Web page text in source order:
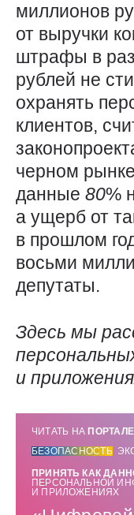
миллионов
от выручки
штрафы в
рублей не
охранять
клиентов,
черном
данные 80%
а ущерб от
в прошлом
восьми
депутаты.
Здесь мы
и
ЧИТАТЬ НА ПОРТАЛЕ
БЕЗОПАСНОСТЬ
ПРИНЯТЬ КАК
ПЕРСОНАЛЬНОЙ
И ПРИЛОЖЕНИЯХ